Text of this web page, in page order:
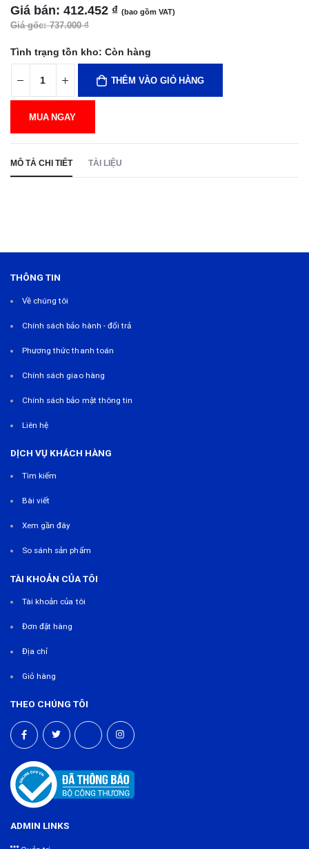
Giá bán: 412.452 ₫ (bao gồm VAT)
Giá gốc: 737.000 ₫
Tình trạng tồn kho: Còn hàng
THÊM VÀO GIỎ HÀNG
MUA NGAY
MÔ TẢ CHI TIẾT TÀI LIỆU
THÔNG TIN
Về chúng tôi
Chính sách bảo hành - đổi trả
Phương thức thanh toán
Chính sách giao hàng
Chính sách bảo mật thông tin
Liên hệ
DỊCH VỤ KHÁCH HÀNG
Tìm kiếm
Bài viết
Xem gần đây
So sánh sản phẩm
TÀI KHOẢN CỦA TÔI
Tài khoản của tôi
Đơn đặt hàng
Địa chỉ
Giỏ hàng
THEO CHÚNG TÔI
ADMIN LINKS